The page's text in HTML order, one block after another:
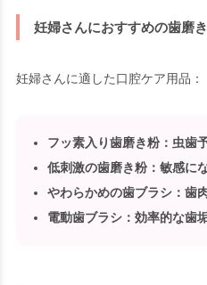
妊婦さんにおすすめの歯磨
妊婦さんに適した口腔ケア用品：
フッ素入り歯磨き粉：虫歯
低刺激の歯磨き粉：敏感に
やわらかめの歯ブラシ：歯
電動歯ブラシ：効率的な歯